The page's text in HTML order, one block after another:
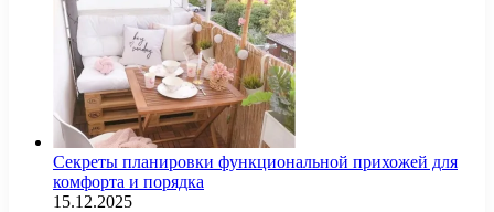
Секреты планировки функциональной прихожей для
комфорта и порядка
15.12.2025